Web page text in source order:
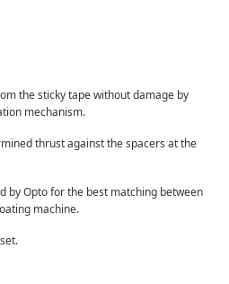
the sticky tape without damage by
mechanism.
thrust against the spacers at the
by Opto for the best matching between
machine.